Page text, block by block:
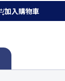
加入購物車